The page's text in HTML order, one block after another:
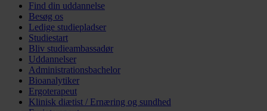
Find din uddannelse
Besøg os
Ledige studiepladser
Studiestart
Bliv studieambassadør
Uddannelser
Administrationsbachelor
Bioanalytiker
Ergoterapeut
Klinisk diætist / Ernæring og sundhed